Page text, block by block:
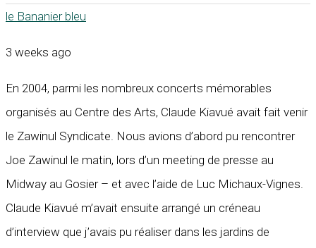
le Bananier bleu
3 weeks ago
En 2004, parmi les nombreux concerts mémorables
organisés au Centre des Arts, Claude Kiavué avait fait venir
le Zawinul Syndicate. Nous avions d’abord pu rencontrer
Joe Zawinul le matin, lors d’un meeting de presse au
Midway au Gosier – et avec l’aide de Luc Michaux-Vignes.
Claude Kiavué m’avait ensuite arrangé un créneau
d’interview que j’avais pu réaliser dans les jardins de